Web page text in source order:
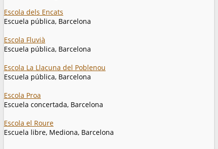
Escola dels Encats
Escuela pública, Barcelona
Escola Fluvià
Escuela pública, Barcelona
Escola La Llacuna del Poblenou
Escuela pública, Barcelona
Escola Proa
Escuela concertada, Barcelona
Escola el Roure
Escuela libre, Mediona, Barcelona